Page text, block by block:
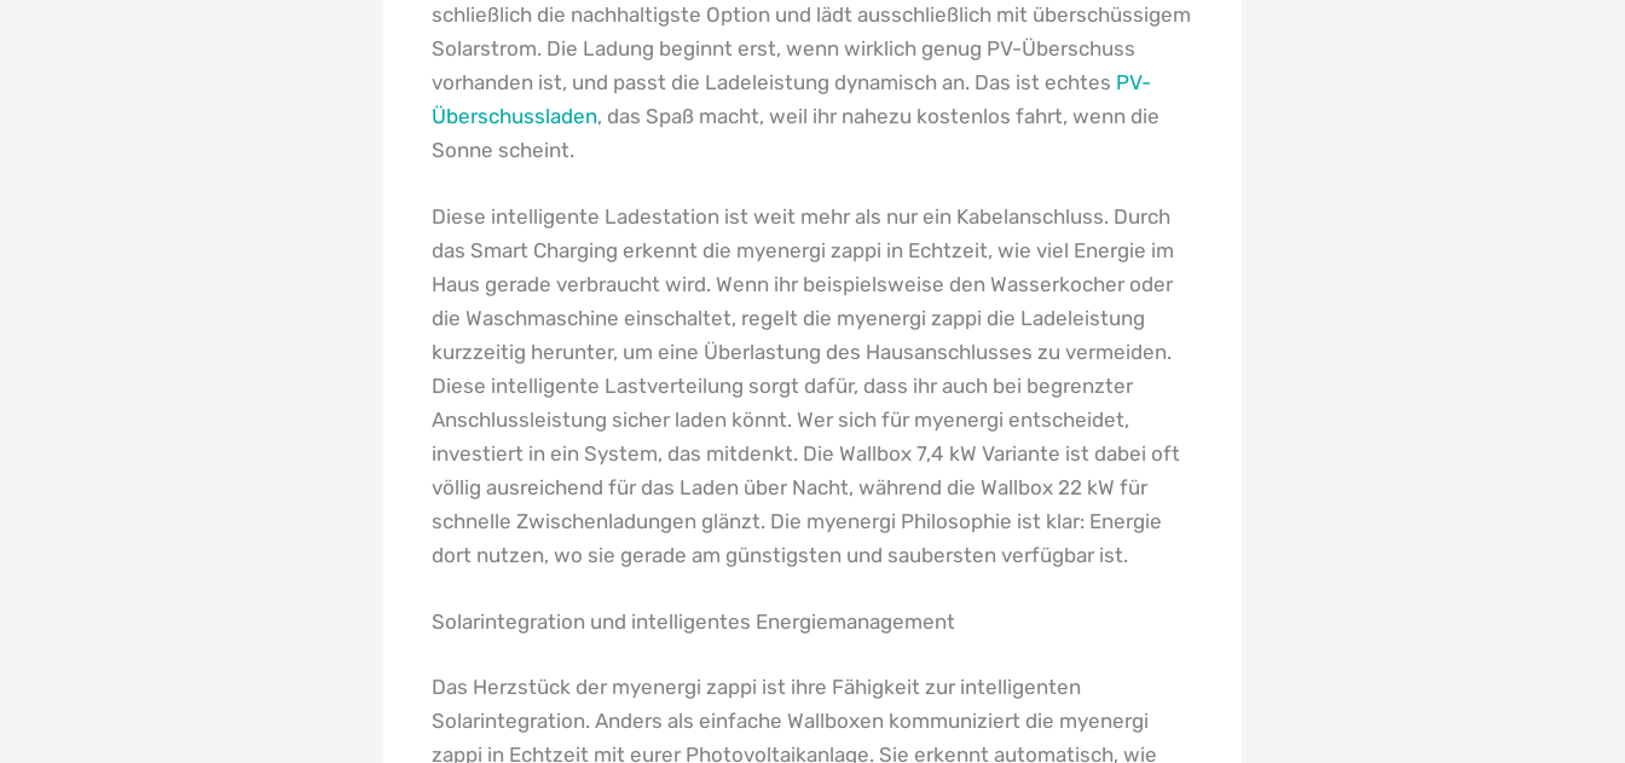
schließlich die nachhaltigste Option und lädt ausschließlich mit überschüssigem
Solarstrom. Die Ladung beginnt erst, wenn wirklich genug PV-Überschuss
vorhanden ist, und passt die Ladeleistung dynamisch an. Das ist echtes PV-
Überschussladen, das Spaß macht, weil ihr nahezu kostenlos fahrt, wenn die
Sonne scheint.
Diese intelligente Ladestation ist weit mehr als nur ein Kabelanschluss. Durch
das Smart Charging erkennt die myenergi zappi in Echtzeit, wie viel Energie im
Haus gerade verbraucht wird. Wenn ihr beispielsweise den Wasserkocher oder
die Waschmaschine einschaltet, regelt die myenergi zappi die Ladeleistung
kurzzeitig herunter, um eine Überlastung des Hausanschlusses zu vermeiden.
Diese intelligente Lastverteilung sorgt dafür, dass ihr auch bei begrenzter
Anschlussleistung sicher laden könnt. Wer sich für myenergi entscheidet,
investiert in ein System, das mitdenkt. Die Wallbox 7,4 kW Variante ist dabei oft
völlig ausreichend für das Laden über Nacht, während die Wallbox 22 kW für
schnelle Zwischenladungen glänzt. Die myenergi Philosophie ist klar: Energie
dort nutzen, wo sie gerade am günstigsten und saubersten verfügbar ist.
Solarintegration und intelligentes Energiemanagement
Das Herzstück der myenergi zappi ist ihre Fähigkeit zur intelligenten
Solarintegration. Anders als einfache Wallboxen kommuniziert die myenergi
zappi in Echtzeit mit eurer Photovoltaikanlage. Sie erkennt automatisch, wie